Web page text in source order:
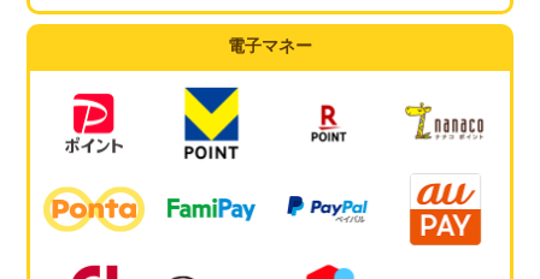
電子マネー